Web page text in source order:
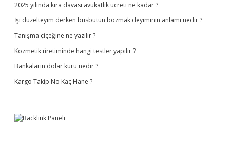
2025 yılında kira davası avukatlık ücreti ne kadar ?
İşi düzelteyim derken büsbütün bozmak deyiminin anlamı nedir ?
Tanışma çiçeğine ne yazılır ?
Kozmetik üretiminde hangi testler yapılır ?
Bankaların dolar kuru nedir ?
Kargo Takip No Kaç Hane ?